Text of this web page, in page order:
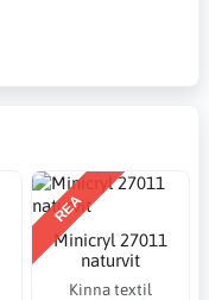
REA
Minicryl 27011
naturvit
Kinna textil